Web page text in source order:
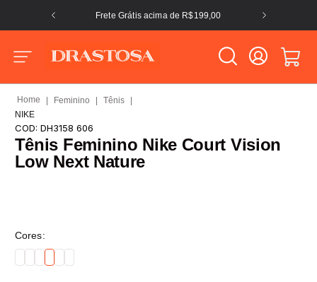
Frete Grátis acima de R$199,00
Feminino
Tênis
NIKE
COD: DH3158 606
Tênis Feminino Nike Court Vision
Low Next Nature
Cores: